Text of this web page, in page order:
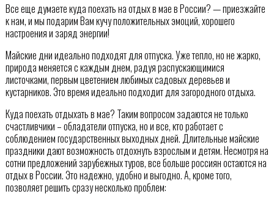
Все еще думаете куда поехать на отдых в мае в России? — приезжайте
к нам, и мы подарим Вам кучу положительных эмоций, хорошего
настроения и заряд энергии!
Майские дни идеально подходят для отпуска. Уже тепло, но не жарко,
природа меняется с каждым днем, радуя распускающимися
листочками, первым цветением любимых садовых деревьев и
кустарников. Это время идеально подходит для загородного отдыха.
Куда поехать отдыхать в мае? Таким вопросом задаются не только
счастливчики – обладатели отпуска, но и все, кто работает с
соблюдением государственных выходных дней. Длительные майские
праздники дают возможность отдохнуть взрослым и детям. Несмотря на
сотни предложений зарубежных туров, все больше россиян остаются на
отдых в России. Это надежно, удобно и выгодно. А, кроме того,
позволяет решить сразу несколько проблем: